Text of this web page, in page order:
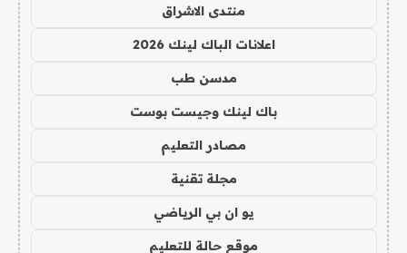
منتدى الاشراق
اعلانات الباك لينك 2026
مدسن طب
باك لينك وجيست بوست
مصادر التعليم
مجلة تقنية
يو ان بي الرياضي
موقع حالة للتعليم